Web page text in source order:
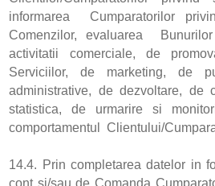
informarea Cumparatorilor
Comenzilor, evaluarea
activitatii comerciale, de
Serviciilor, de marketing, de
administrative, de dezvoltare, de
statistica, de urmarire si
comportamentul Clientului/
14.4. Prin completarea datelor in
cont si/sau de Comanda